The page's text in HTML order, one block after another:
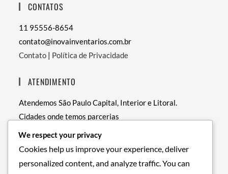
CONTATOS
11 95556-8654
contato@inovainventarios.com.br
Contato | Política de Privacidade
ATENDIMENTO
Atendemos São Paulo Capital, Interior e Litoral.
Cidades onde temos parcerias
• RJ – Rio de Janeiro
We respect your privacy
Cookies help us improve your experience, deliver
personalized content, and analyze traffic. You can